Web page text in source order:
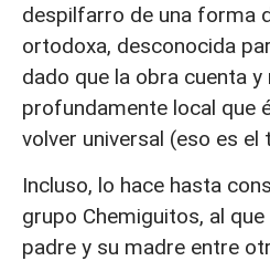
despilfarro de una forma
ortodoxa, desconocida
dado que la obra cuenta
profundamente local que
volver universal (eso es el
Incluso, lo hace hasta
grupo Chemiguitos, al
padre y su madre entre